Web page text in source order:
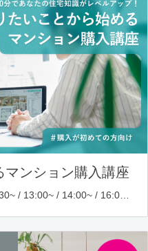
マンション購入講座